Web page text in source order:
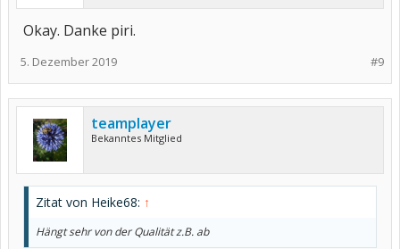
Okay. Danke piri.
#9
5. Dezember 2019
teamplayer
Bekanntes Mitglied
Zitat von Heike68: ↑
Hängt sehr von der Qualität z.B. ab